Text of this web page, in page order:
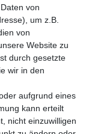
von
um z.B.
von
Website zu
durch gesetzte
wir in den
aufgrund eines
kann erteilt
nicht einzuwilligen